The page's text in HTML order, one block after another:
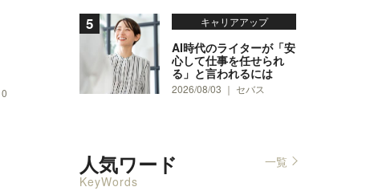
0
キャリアアップ
AI時代のライターが「安
心して仕事を任せられ
る」と言われるには
2026/08/03 ｜ セバス
人気ワード
KeyWords
一覧